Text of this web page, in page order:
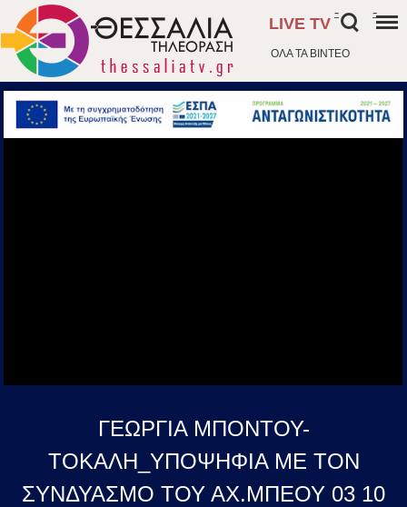
ΟΛΑ ΤΑ ΒΙΝΤΕΟ
LIVE TV
- -
ΓΕΩΡΓΙΑ ΜΠΟΝΤΟΥ-
ΤΟΚΑΛΗ_ΥΠΟΨΗΦΙΑ ΜΕ ΤΟΝ
ΣΥΝΔΥΑΣΜΟ ΤΟΥ ΑΧ.ΜΠΕΟΥ 03 10